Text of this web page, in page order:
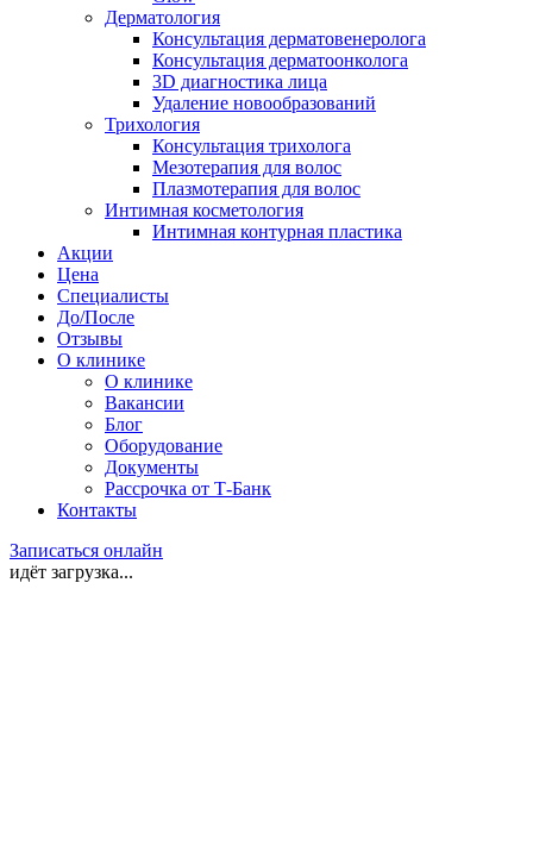
Дерматология
Консультация дерматовенеролога
Консультация дерматоонколога
3D диагностика лица
Удаление новообразований
Трихология
Консультация трихолога
Мезотерапия для волос
Плазмотерапия для волос
Интимная косметология
Интимная контурная пластика
Акции
Цена
Специалисты
До/После
Отзывы
О клинике
О клинике
Вакансии
Блог
Оборудование
Документы
Рассрочка от Т-Банк
Контакты
Записаться онлайн
идёт загрузка...